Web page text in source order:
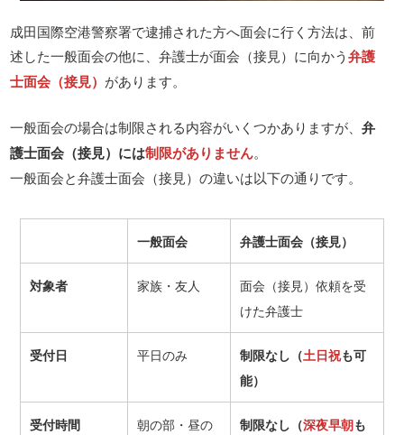
成田国際空港警察署で逮捕された方へ面会に行く方法は、前
述した一般面会の他に、弁護士が面会（接見）に向かう弁護
士面会（接見） があります。
一般面会の場合は制限される内容がいくつかありますが、弁
護士面会（接見）には制限がありません。
一般面会と弁護士面会（接見）の違いは以下の通りです。
一般面会 弁護士面会（接見）
対象者 家族・友人
面会（接見）依頼を受
けた弁護士
受付日 平日のみ 制限なし（土日祝も可
能）
受付時間
朝の部・昼の
制限なし（深夜早朝も